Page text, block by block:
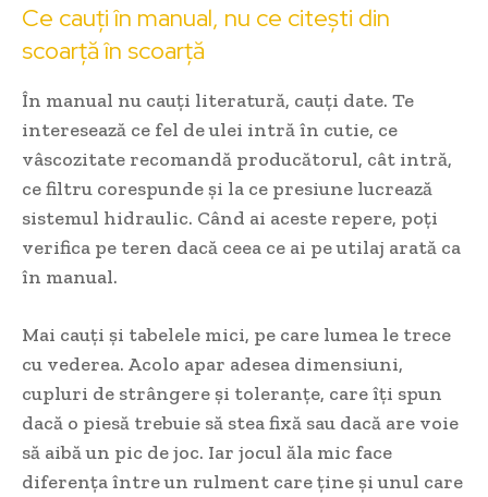
Ce cauți în manual, nu ce citești din
scoarță în scoarță
În manual nu cauți literatură, cauți date. Te
interesează ce fel de ulei intră în cutie, ce
vâscozitate recomandă producătorul, cât intră,
ce filtru corespunde și la ce presiune lucrează
sistemul hidraulic. Când ai aceste repere, poți
verifica pe teren dacă ceea ce ai pe utilaj arată ca
în manual.
Mai cauți și tabelele mici, pe care lumea le trece
cu vederea. Acolo apar adesea dimensiuni,
cupluri de strângere și toleranțe, care îți spun
dacă o piesă trebuie să stea fixă sau dacă are voie
să aibă un pic de joc. Iar jocul ăla mic face
diferența între un rulment care ține și unul care